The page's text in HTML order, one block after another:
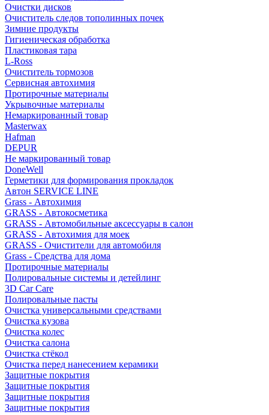
Очистки дисков
Очиститель следов тополинных почек
Зимние продукты
Гигиеническая обработка
Пластиковая тара
L-Ross
Очиститель тормозов
Сервисная автохимия
Протирочные материалы
Укрывочные материалы
Немаркированный товар
Masterwax
Hafman
DEPUR
Не маркированный товар
DoneWell
Герметики для формирования прокладок
Автон SERVICE LINE
Grass - Автохимия
GRASS - Автокосметика
GRASS - Автомобильные аксессуары в салон
GRASS - Автохимия для моек
GRASS - Очистители для автомобиля
Grass - Средства для дома
Протирочные материалы
Полировальные системы и детейлинг
3D Car Care
Полировальные пасты
Очистка универсальными средствами
Очистка кузова
Очистка колес
Очистка салона
Очистка стёкол
Очистка перед нанесением керамики
Защитные покрытия
Защитные покрытия
Защитные покрытия
Защитные покрытия